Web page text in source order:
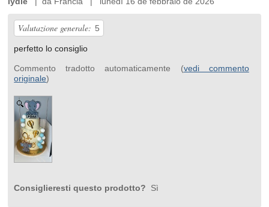
Valutazione generale: 5
perfetto lo consiglio
Commento tradotto automaticamente (vedi commento
originale)
Consiglieresti questo prodotto? Sì